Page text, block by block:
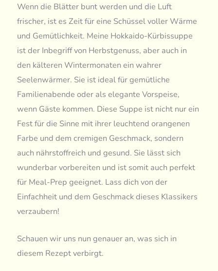
Wenn die Blätter bunt werden und die Luft
frischer, ist es Zeit für eine Schüssel voller Wärme
und Gemütlichkeit. Meine Hokkaido-Kürbissuppe
ist der Inbegriff von Herbstgenuss, aber auch in
den kälteren Wintermonaten ein wahrer
Seelenwärmer. Sie ist ideal für gemütliche
Familienabende oder als elegante Vorspeise,
wenn Gäste kommen. Diese Suppe ist nicht nur ein
Fest für die Sinne mit ihrer leuchtend orangenen
Farbe und dem cremigen Geschmack, sondern
auch nährstoffreich und gesund. Sie lässt sich
wunderbar vorbereiten und ist somit auch perfekt
für Meal-Prep geeignet. Lass dich von der
Einfachheit und dem Geschmack dieses Klassikers
verzaubern!
Schauen wir uns nun genauer an, was sich in
diesem Rezept verbirgt.